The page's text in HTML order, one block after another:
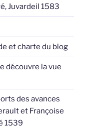
Juvardeil 1583
et charte du blog
découvre la vue
des avances
et Françoise
1539